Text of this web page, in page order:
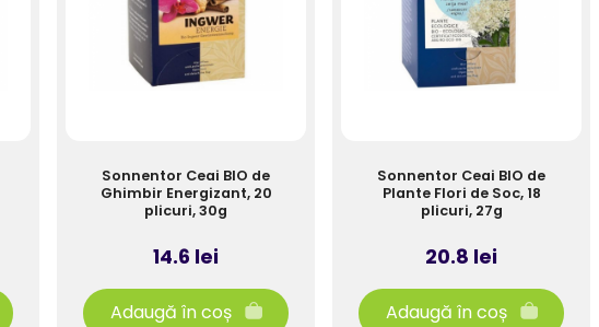
Sonnentor Ceai BIO de
Ghimbir Energizant, 20
plicuri, 30g
14.6 lei
Adaugă în coș
Sonnentor Ceai BIO de
Plante Flori de Soc, 18
plicuri, 27g
20.8 lei
Adaugă în coș